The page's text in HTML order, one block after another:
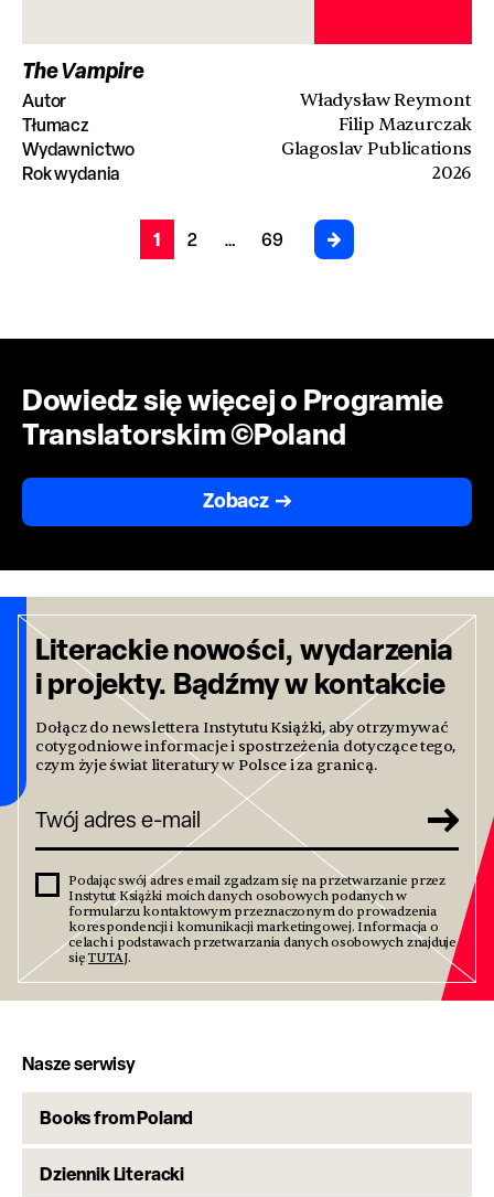
The Vampire
Autor Władysław Reymont
Tłumacz Filip Mazurczak
Wydawnictwo Glagoslav Publications
Rok wydania 2026
1 2 … 69
Dowiedz się więcej o Programie
Translatorskim ©Poland
Zobacz
Literackie nowości, wydarzenia
i projekty. Bądźmy w kontakcie
Dołącz do newslettera Instytutu Książki, aby otrzymywać
cotygodniowe informacje i spostrzeżenia dotyczące tego,
czym żyje świat literatury w Polsce i za granicą.
Podając swój adres email zgadzam się na przetwarzanie przez
Instytut Książki moich danych osobowych podanych w
formularzu kontaktowym przeznaczonym do prowadzenia
korespondencji i komunikacji marketingowej. Informacja o
celach i podstawach przetwarzania danych osobowych znajduje
sięTUTAJ.
Nasze serwisy
Books from Poland
Dziennik Literacki